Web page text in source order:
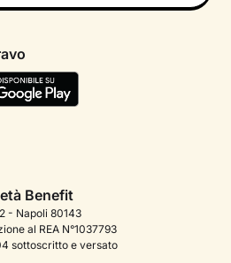
Benefit
- Napoli 80143
al REA N°1037793
sottoscritto e versato